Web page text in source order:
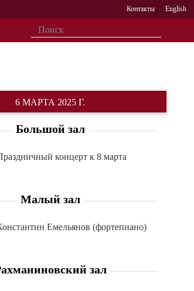
Контакты English
6 МАРТА 2025 Г.
Большой зал
концерт к 8 марта
Малый зал
Емельянов (фортепиано)
зал